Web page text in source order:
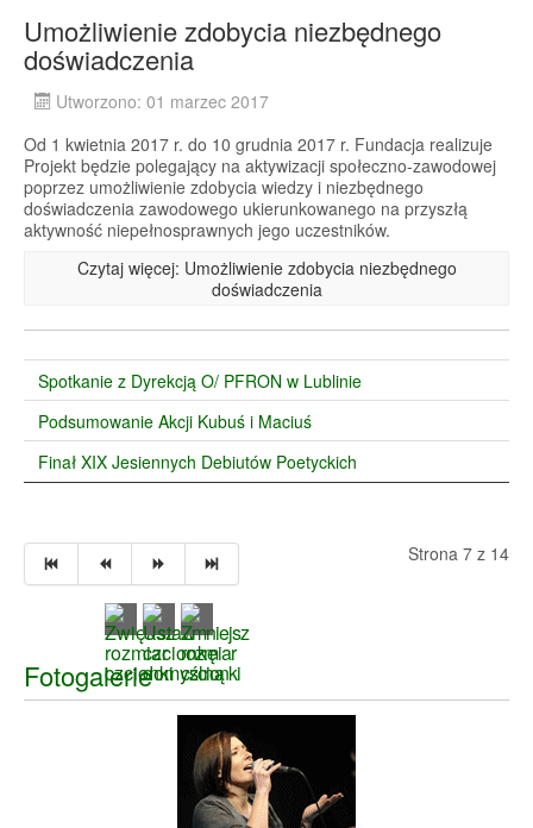
Umożliwienie zdobycia niezbędnego
doświadczenia
Utworzono: 01 marzec 2017
Od 1 kwietnia 2017 r. do 10 grudnia 2017 r. Fundacja realizuje
Projekt będzie polegający na aktywizacji społeczno-zawodowej
poprzez umożliwienie zdobycia wiedzy i niezbędnego
doświadczenia zawodowego ukierunkowanego na przyszłą
aktywność niepełnosprawnych jego uczestników.
Czytaj więcej: Umożliwienie zdobycia niezbędnego
doświadczenia
Spotkanie z Dyrekcją O/ PFRON w Lublinie
Podsumowanie Akcji Kubuś i Maciuś
Finał XIX Jesiennych Debiutów Poetyckich
Strona 7 z 14
Fotogalerie